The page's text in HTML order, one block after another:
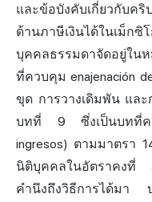
และข้อบังคับเกี่ยวกับค
ด้านภาษีเงินได้ในเม็
บุคคลธรรมดาจัดอยู่ในห
ที่ควบคุม enajenación
ขุด การวางเดิมพัน และ
บทที่ 9 ซึ่งเป็นบทที่ค
ingresos) ตามมาตรา
นิติบุคคลในอัตราคงที่
คำนึงถึงวิธีการได้มา บุ